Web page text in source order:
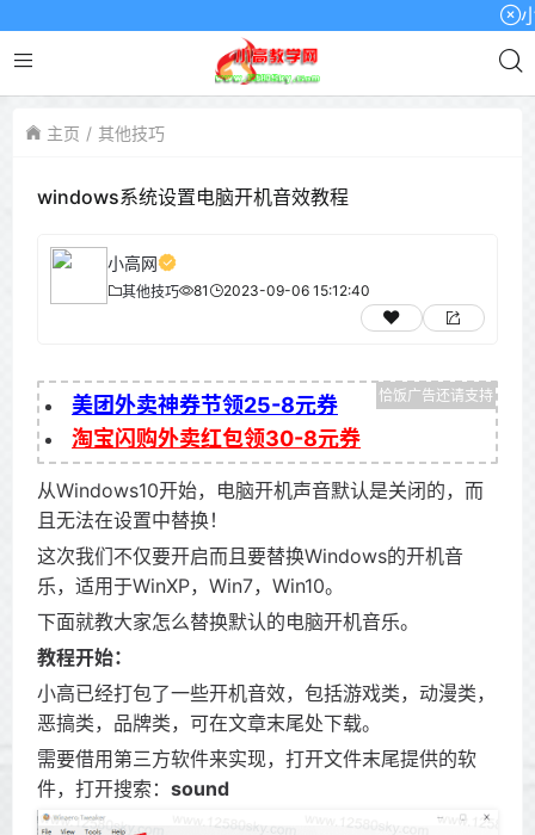
小高
主页 其他技巧
windows系统设置电脑开机音效教程
小高网
其他技巧 81 2023-09-06 15:12:40
美团外卖神券节领25-8元券
淘宝闪购外卖红包领30-8元券
从Windows10开始，电脑开机声音默认是关闭的，而
且无法在设置中替换！
这次我们不仅要开启而且要替换Windows的开机音
乐，适用于WinXP，Win7，Win10。
下面就教大家怎么替换默认的电脑开机音乐。
教程开始：
小高已经打包了一些开机音效，包括游戏类，动漫类，
恶搞类，品牌类，可在文章末尾处下载。
需要借用第三方软件来实现，打开文件末尾提供的软
件，打开搜索： sound